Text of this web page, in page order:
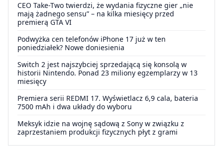
CEO Take-Two twierdzi, że wydania fizyczne gier „nie
mają żadnego sensu” – na kilka miesięcy przed
premierą GTA VI
Podwyżka cen telefonów iPhone 17 już w ten
poniedziałek? Nowe doniesienia
Switch 2 jest najszybciej sprzedającą się konsolą w
historii Nintendo. Ponad 23 miliony egzemplarzy w 13
miesięcy
Premiera serii REDMI 17. Wyświetlacz 6,9 cala, bateria
7500 mAh i dwa układy do wyboru
Meksyk idzie na wojnę sądową z Sony w związku z
zaprzestaniem produkcji fizycznych płyt z grami